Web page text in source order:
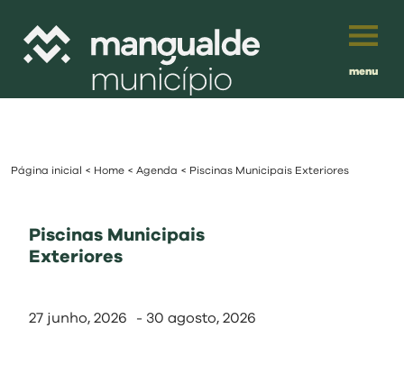
menu
viver
Português
Página inicial < Home < Agenda < Piscinas Municipais Exteriores
Piscinas Municipais
Exteriores
27 junho, 2026 - 30 agosto, 2026